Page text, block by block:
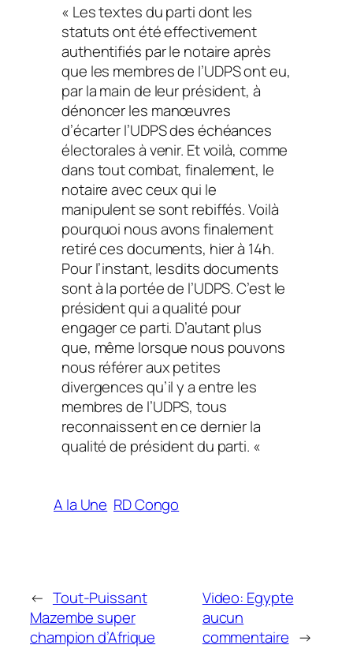
« Les textes du parti dont les
statuts ont été effectivement
authentifiés par le notaire après
que les membres de l’UDPS ont eu,
par la main de leur président, à
dénoncer les manœuvres
d’écarter l’UDPS des échéances
électorales à venir. Et voilà, comme
dans tout combat, finalement, le
notaire avec ceux qui le
manipulent se sont rebiffés. Voilà
pourquoi nous avons finalement
retiré ces documents, hier à 14h.
Pour l’instant, lesdits documents
sont à la portée de l’UDPS. C’est le
président qui a qualité pour
engager ce parti. D’autant plus
que, même lorsque nous pouvons
nous référer aux petites
divergences qu’il y a entre les
membres de l’UDPS, tous
reconnaissent en ce dernier la
qualité de président du parti. «
A la Une RD Congo
← Tout-Puissant
Mazembe super
champion d’Afrique
Video: Egypte
aucun
commentaire →